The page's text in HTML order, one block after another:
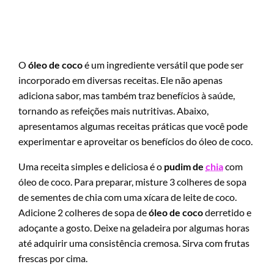
O óleo de cocoé um ingrediente versátil que pode ser
incorporado em diversas receitas. Ele não apenas
adiciona sabor, mas também traz benefícios à saúde,
tornando as refeições mais nutritivas. Abaixo,
apresentamos algumas receitas práticas que você pode
experimentar e aproveitar os benefícios do óleo de coco.
Uma receita simples e deliciosa é o pudim de chiacom
óleo de coco. Para preparar, misture 3 colheres de sopa
de sementes de chia com uma xícara de leite de coco.
Adicione 2 colheres de sopa deóleo de cocoderretido e
adoçante a gosto. Deixe na geladeira por algumas horas
até adquirir uma consistência cremosa. Sirva com frutas
frescas por cima.